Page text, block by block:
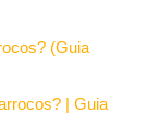
(Guia
| Guia